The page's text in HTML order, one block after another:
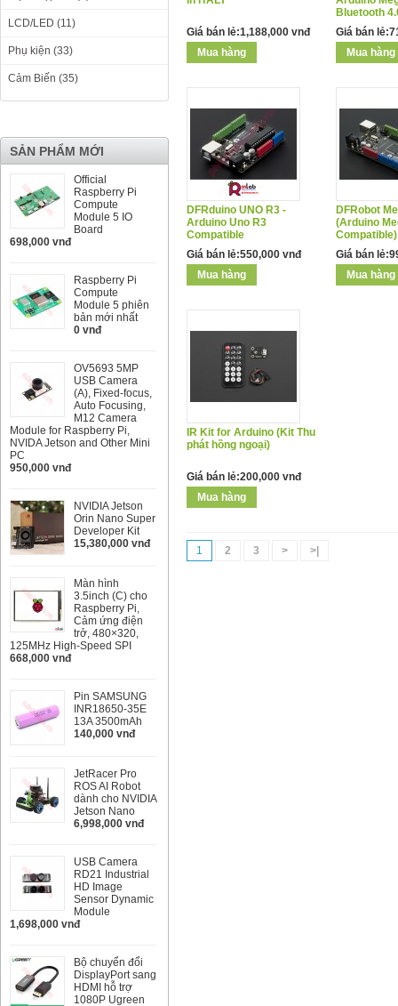
LCD/LED (11)
Phụ kiện (33)
Cảm Biến (35)
SẢN PHẨM MỚI
Official
Raspberry Pi
Compute
Module 5 IO
Board
698,000 vnđ
Raspberry Pi
Compute
Module 5 phiên
bản mới nhất
0 vnđ
OV5693 5MP
USB Camera
(A), Fixed-focus,
Auto Focusing,
M12 Camera
Module for Raspberry Pi,
NVIDA Jetson and Other Mini
PC
950,000 vnđ
NVIDIA Jetson
Orin Nano Super
Developer Kit
15,380,000 vnđ
Màn hình
3.5inch (C) cho
Raspberry Pi,
Cảm ứng điện
trở, 480×320,
125MHz High-Speed SPI
668,000 vnđ
Pin SAMSUNG
INR18650-35E
13A 3500mAh
140,000 vnđ
JetRacer Pro
ROS AI Robot
dành cho NVIDIA
Jetson Nano
6,998,000 vnđ
USB Camera
RD21 Industrial
HD Image
Sensor Dynamic
Module
1,698,000 vnđ
Bộ chuyển đổi
DisplayPort sang
HDMI hỗ trợ
1080P Ugreen
Giá bán lẻ:1,188,000 vnđ
Bluetooth
Giá bán
DFRduino UNO R3 -
Arduino Uno R3
Compatible
Giá bán lẻ:550,000 vnđ
DFRobot
(Arduino
Compatible)
Giá bán
IR Kit for Arduino (Kit Thu
phát hồng ngoại)
Giá bán lẻ:200,000 vnđ
1 2 3 > >|